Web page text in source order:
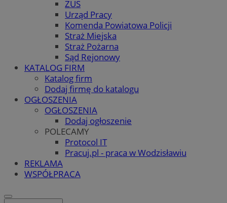
ZUS
Urząd Pracy
Komenda Powiatowa Policji
Straż Miejska
Straż Pożarna
Sąd Rejonowy
KATALOG FIRM
Katalog firm
Dodaj firmę do katalogu
OGŁOSZENIA
OGŁOSZENIA
Dodaj ogłoszenie
POLECAMY
Protocol IT
Pracuj.pl - praca w Wodzisławiu
REKLAMA
WSPÓŁPRACA